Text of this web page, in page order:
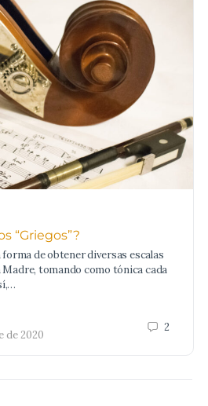
“Griegos”?
forma de obtener diversas escalas
Madre, tomando como tónica cada
de 2020
2